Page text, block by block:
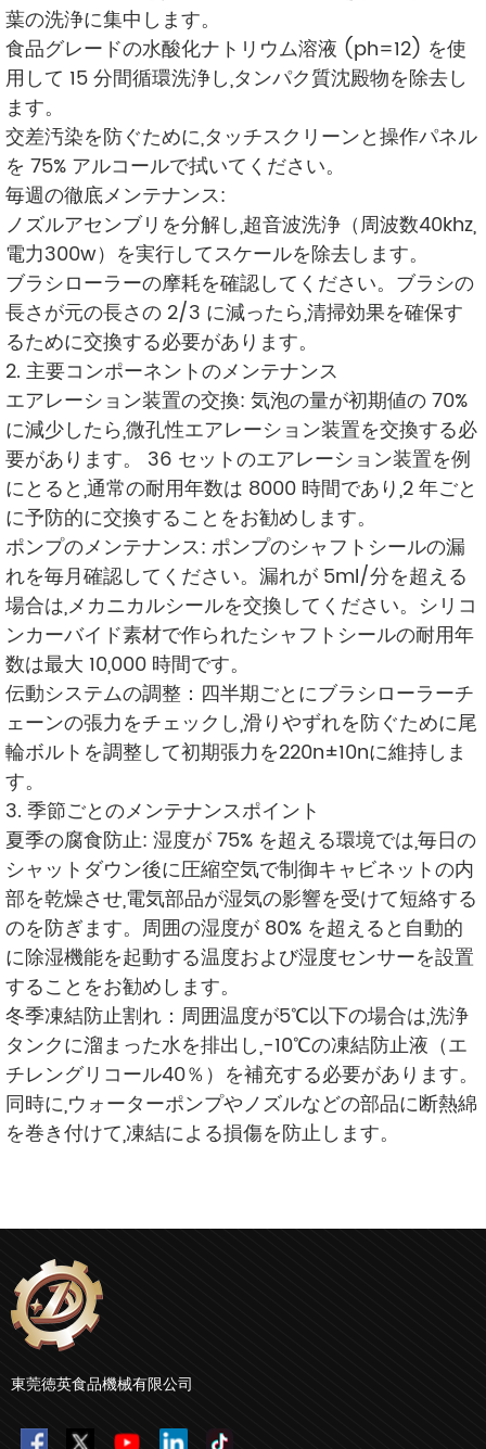
葉の洗浄に集中します。
食品グレードの水酸化ナトリウム溶液 (ph=12) を使
用して 15 分間循環洗浄し,タンパク質沈殿物を除去し
ます。
交差汚染を防ぐために,タッチスクリーンと操作パネル
を 75% アルコールで拭いてください。
毎週の徹底メンテナンス:
ノズルアセンブリを分解し,超音波洗浄（周波数40khz,
電力300w）を実行してスケールを除去します。
ブラシローラーの摩耗を確認してください。ブラシの
長さが元の長さの 2/3 に減ったら,清掃効果を確保す
るために交換する必要があります。
2. 主要コンポーネントのメンテナンス
エアレーション装置の交換: 気泡の量が初期値の 70%
に減少したら,微孔性エアレーション装置を交換する必
要があります。 36 セットのエアレーション装置を例
にとると,通常の耐用年数は 8000 時間であり,2 年ごと
に予防的に交換することをお勧めします。
ポンプのメンテナンス: ポンプのシャフトシールの漏
れを毎月確認してください。漏れが 5ml/分を超える
場合は,メカニカルシールを交換してください。シリコ
ンカーバイド素材で作られたシャフトシールの耐用年
数は最大 10,000 時間です。
伝動システムの調整：四半期ごとにブラシローラーチ
ェーンの張力をチェックし,滑りやずれを防ぐために尾
輪ボルトを調整して初期張力を220n±10nに維持しま
す。
3. 季節ごとのメンテナンスポイント
夏季の腐食防止: 湿度が 75% を超える環境では,毎日の
シャットダウン後に圧縮空気で制御キャビネットの内
部を乾燥させ,電気部品が湿気の影響を受けて短絡する
のを防ぎます。周囲の湿度が 80% を超えると自動的
に除湿機能を起動する温度および湿度センサーを設置
することをお勧めします。
冬季凍結防止割れ：周囲温度が5℃以下の場合は,洗浄
タンクに溜まった水を排出し,-10℃の凍結防止液（エ
チレングリコール40％）を補充する必要があります。
同時に,ウォーターポンプやノズルなどの部品に断熱綿
を巻き付けて,凍結による損傷を防止します。
東莞徳英食品機械有限公司